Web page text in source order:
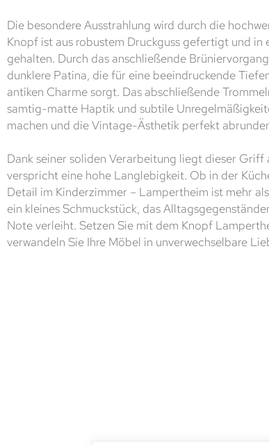
Die besondere Ausstrahlung wird durch die
Knopf ist aus robustem Druckguss gefertigt und
gehalten. Durch das anschließende
dunklere Patina, die für eine beeindruckende
antiken Charme sorgt. Das abschließende
samtig-matte Haptik und subtile
machen und die Vintage-Ästhetik perfekt
Dank seiner soliden Verarbeitung liegt dieser Griff
verspricht eine hohe Langlebigkeit. Ob in der
Detail im Kinderzimmer – Lampertheim ist mehr
ein kleines Schmuckstück, das
Note verleiht. Setzen Sie mit dem Knopf
verwandeln Sie Ihre Möbel in unverwechselbare